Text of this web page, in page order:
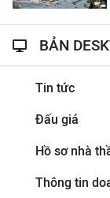
BẢN
Tin tức
Đấu giá
Hồ sơ nhà
Thông tin